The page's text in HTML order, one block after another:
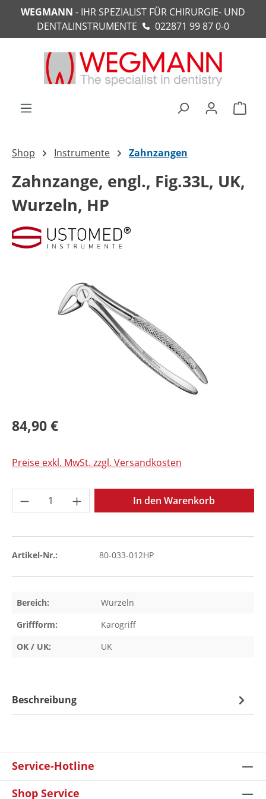
springen
WEGMANN - IHR SPEZIALIST FÜR CHIRURGIE- UND
DENTALINSTRUMENTE
022871 99 87 0-0
Shop Instrumente Zahnzangen
Zahnzange, engl., Fig.33L, UK,
Wurzeln, HP
84,90 €
Preise exkl. MwSt. zzgl. Versandkosten
Produkt Anzahl: Gib den gewünschten
In den Warenkorb
Artikel-Nr.: 80-033-012HP
Bereich:
Wurzeln
Griffform:
Karogriff
OK / UK:
UK
Beschreibung
Service-Hotline
Shop Service